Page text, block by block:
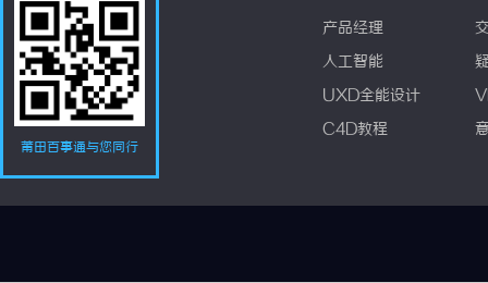
莆田百事通与您同行
产品经理
人工智能
UXD全能设计
C4D教程